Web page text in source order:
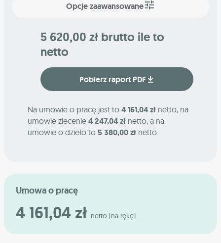
Opcje zaawansowane
5 620,00 zł brutto ile to
netto
Pobierz raport PDF
Na umowie o pracę jest to 4 161,04 zł netto, na
umowie zlecenie 4 247,04 zł netto, a na
umowie o dzieło to 5 380,00 zł netto.
Umowa o pracę
4 161,04 zł netto [na rękę]